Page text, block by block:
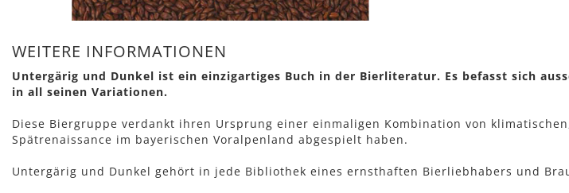
Anfang
der
Bildergalerie
springen
WEITERE INFORMATIONEN
Untergärig und Dunkel ist ein einzigartiges Buch in der Bierliteratur. Es befasst sich
in all seinen Variationen.
Diese Biergruppe verdankt ihren Ursprung einer einmaligen Kombination von
Spätrenaissance im bayerischen Voralpenland abgespielt haben.
Untergärig und Dunkel gehört in jede Bibliothek eines ernsthaften Bierliebhabers und